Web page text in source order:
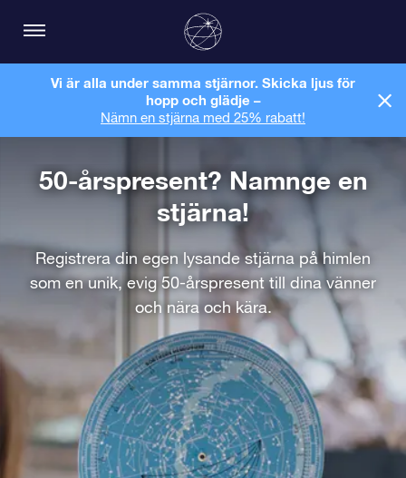
Vi är alla under samma stjärnor. Skicka ljus för
hopp och glädje –
Nämn en stjärna med 25% rabatt!
50-årspresent? Namnge en
stjärna!
Registrera din egen lysande stjärna på himlen
som en unik, evig 50-årspresent till dina vänner
och nära och kära.